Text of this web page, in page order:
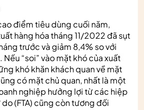
điểm tiêu dùng cuối năm,
hàng hóa tháng 11/2022 đã sụt
trước và giảm 8,4% so với
“soi” vào mặt khó của xuất
khó khăn khách quan về mặt
có mặt chủ quan, nhất là một
nghiệp hưởng lợi từ các hiệp
(FTA) cũng còn tương đối